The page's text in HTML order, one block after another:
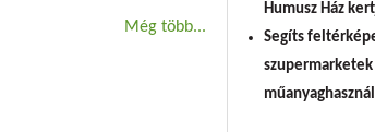
Még több...
Humusz Ház
Segíts
szupermarketek